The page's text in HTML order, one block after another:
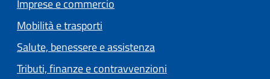
Imprese e commercio
Mobilità e trasporti
Salute, benessere e assistenza
Tributi, finanze e contravvenzioni